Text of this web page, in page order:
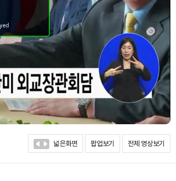
넓은화면 팝업보기 전체 영상보기